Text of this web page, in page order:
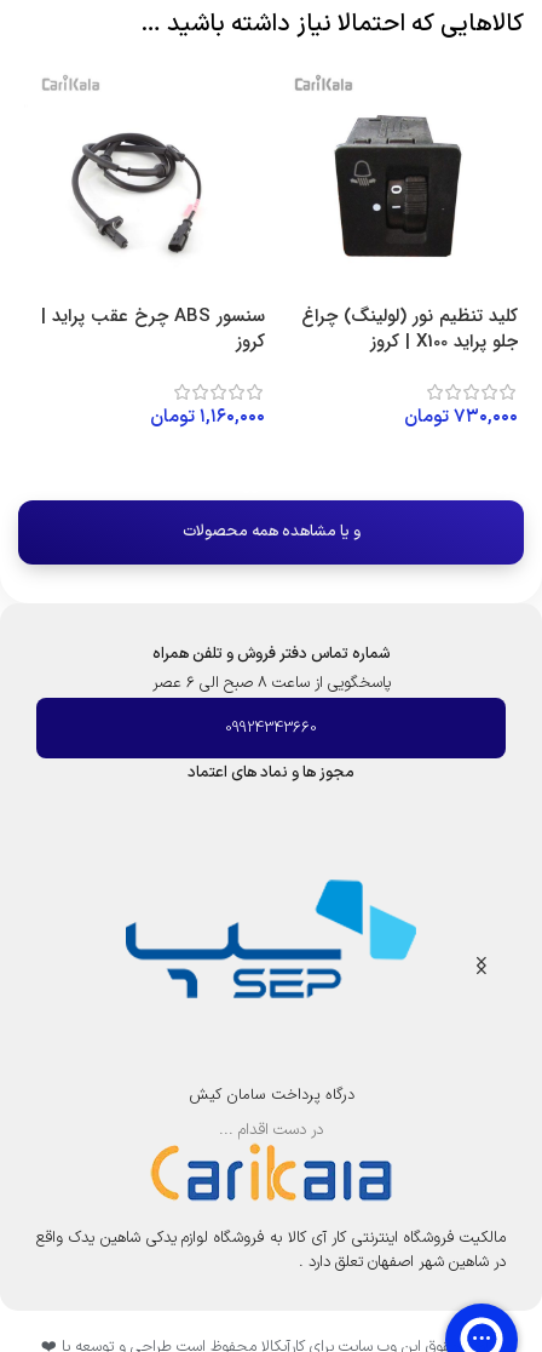
کالاهایی که احتمالا نیاز داشته باشید …
کلید تنظیم نور (لولینگ) چراغ
جلو پراید X100 | کروز
۷۳۰,۰۰۰تومان
سنسور ABS چرخ عقب پراید |
کروز
۱,۱۶۰,۰۰۰تومان
و یا مشاهده همه محصولات
شماره تماس دفتر فروش و تلفن همراه
پاسخگویی از ساعت 8 صبح الی 6 عصر
09924343660
مجوز ها و نماد های اعتماد
درگاه پرداخت سامان کیش
در دست اقدام ...
مالکیت فروشگاه اینترنتی کار آی کالا به فروشگاه لوازم یدکی شاهین یدک واقع
در شاهین شهر اصفهان تعلق دارد .